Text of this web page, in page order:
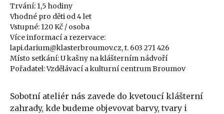
Trvání: 1,5 hodiny
Vhodné pro děti od 4 let
Vstupné: 120 Kč / osoba
Více informací a rezervace:
lapi.darium@klasterbroumov.cz, t. 603 271 426
Místo setkání: U kašny na klášterním nádvoří
Pořadatel: Vzdělávací a kulturní centrum Broumov
Sobotní ateliér nás zavede do kvetoucí klášterní
zahrady, kde budeme objevovat barvy, tvary i